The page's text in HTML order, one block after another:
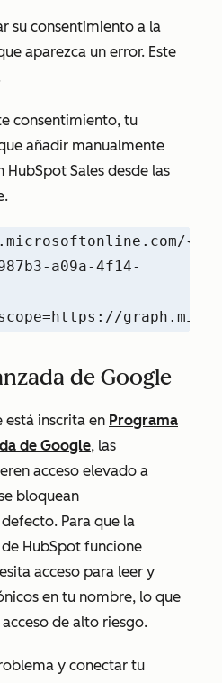
su consentimiento a la
aparezca un error. Este
consentimiento, tu
añadir manualmente
HubSpot Sales desde las
a09a-4f14-
de Google
está inscrita en Programa
de Google, las
acceso elevado a
bloquean
Para que la
HubSpot funcione
acceso para leer y
en tu nombre, lo que
de alto riesgo.
y conectar tu